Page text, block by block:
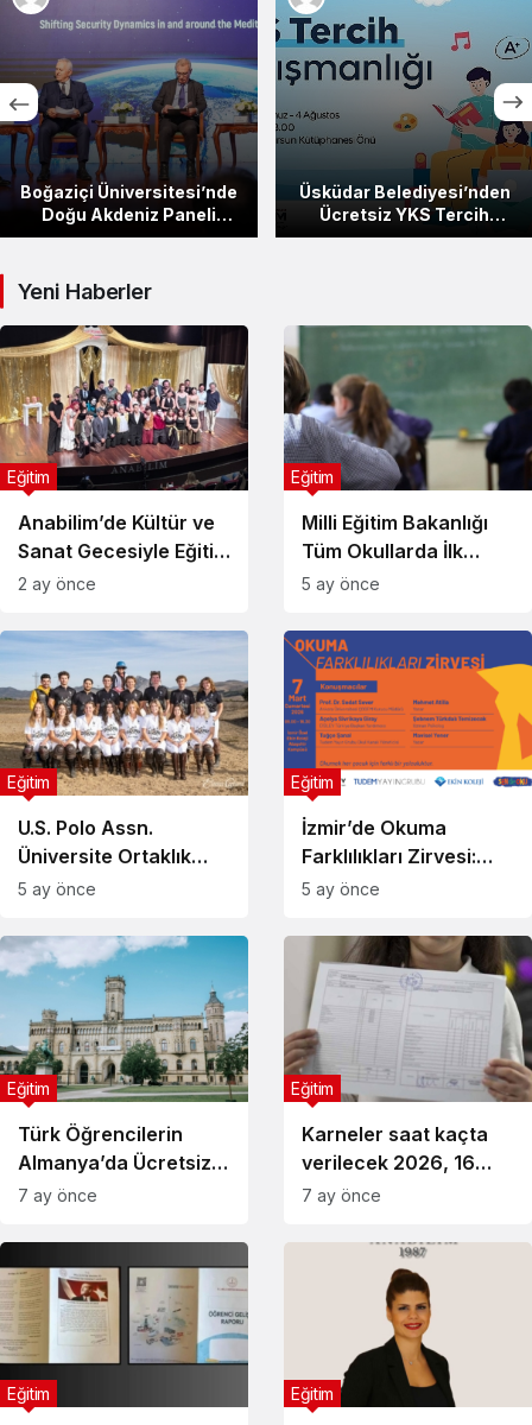
Boğaziçi Üniversitesi’nde
Doğu Akdeniz Paneli
Düzenlendi
Üsküdar Belediyesi’nden
Ücretsiz YKS Tercih
Danışmanlığı Hizmeti
Yeni Haberler
Anabilim’de Kültür ve
Sanat Gecesiyle Eğitim
Yılı Sona Erdi
Eğitim
2 ay önce
Milli Eğitim Bakanlığı
Tüm Okullarda İlk
Dersi Finansal
Eğitim
5 ay önce
U.S. Polo Assn.
Üniversite Ortaklık
Programı 2026
Katılımla Genişliyor
Eğitim
5 ay önce
İzmir’de Okuma
Farklılıkları Zirvesi:
Neden Önemli?
Eğitim
5 ay önce
Türk Öğrencilerin
Almanya’da Ücretsiz
Eğitim ve Kariyer
Eğitim
7 ay önce
Karneler saat kaçta
verilecek 2026, 16
Ocak okullar yarım
Eğitim
7 ay önce
Eğitim Eğitim